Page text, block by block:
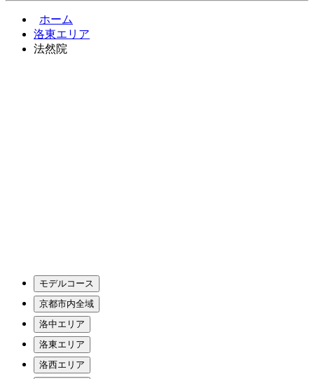
ホーム
洛東エリア
法然院
モデルコース
京都市内全域
洛中エリア
洛東エリア
洛西エリア